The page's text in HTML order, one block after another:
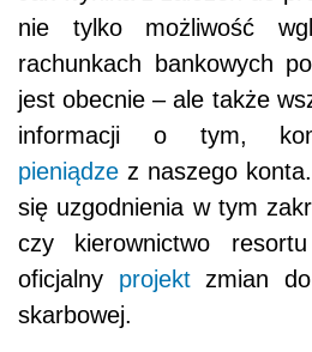
nie tylko możliwość
rachunkach bankowych
jest obecnie – ale także
informacji o tym,
pieniądze z naszego
się uzgodnienia w tym
czy kierownictwo
oficjalny projektzmian do
skarbowej.